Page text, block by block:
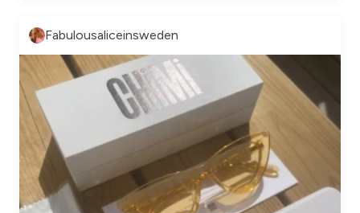
Fabulousaliceinsweden